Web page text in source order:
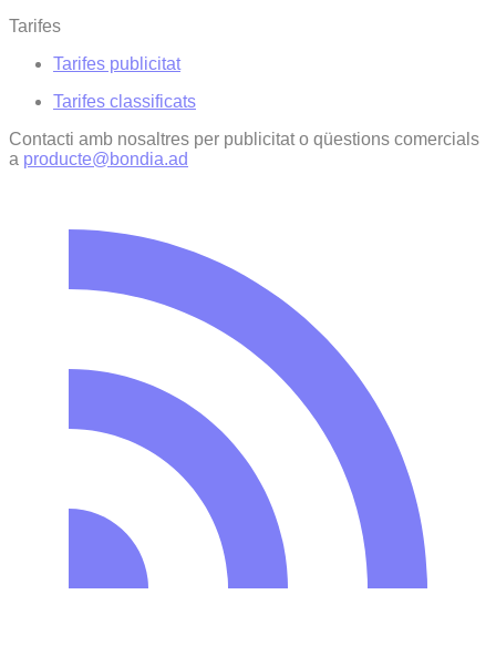
Tarifes
Tarifes publicitat
Tarifes classificats
Contacti amb nosaltres per publicitat o qüestions comercials
a producte@bondia.ad